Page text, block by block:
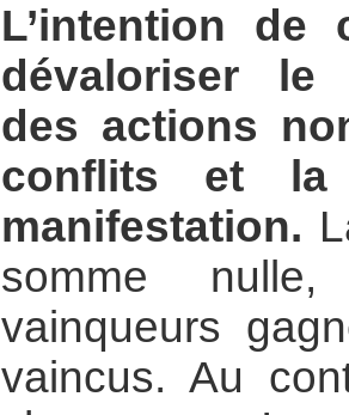
L’intention
dévaloriser le
des actions
conflits et la
manifestation.
somme
vainqueurs
vaincus. Au